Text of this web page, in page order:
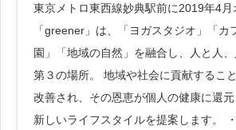
東京メトロ東西線妙典駅前に2019年4月
「greener」は、「ヨガスタジオ」「カ
園」「地域の自然」を融合し、人と人
第３の場所。 地域や社会に貢献するこ
改善され、その恩恵が個人の健康に還
新しいライフスタイルを提案します。